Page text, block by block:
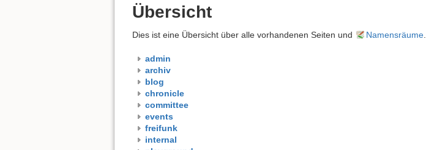
Übersicht
Dies ist eine Übersicht über alle vorhandenen Seiten und Namensräume.
admin
archiv
blog
chronicle
committee
events
freifunk
internal